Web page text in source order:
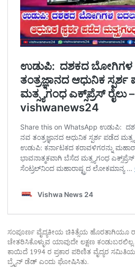
ಸಂಪೂರ್ಣ ವೈದ್ಯಕೀಯ ಚಿಕಿತ್ಸೆಯ ಹೊರತಾಗಿಯೂ
ಚೇತರಿಸಿಕೊಳ್ಳುವ ಯಾವುದೇ ಲಕ್ಷಣ
ಕಾಯಿದೆ 1994 ರ ಪ್ರಕಾರ ಪರಿಣಿತ ವೈದ್ಯರ
ಬ್ರೈನ್‌ ಡೆಡ್‌ ಎಂದು ಘೋಷಿಸಿತು.